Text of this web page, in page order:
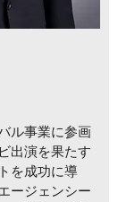
ル事業に参画
出演を果たす
を成功に導
ージェンシー